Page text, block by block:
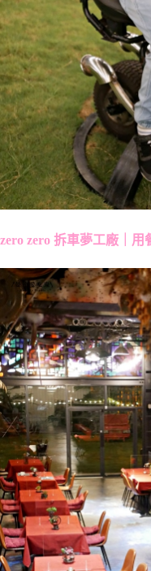
zero zero 拆車夢工廠｜用